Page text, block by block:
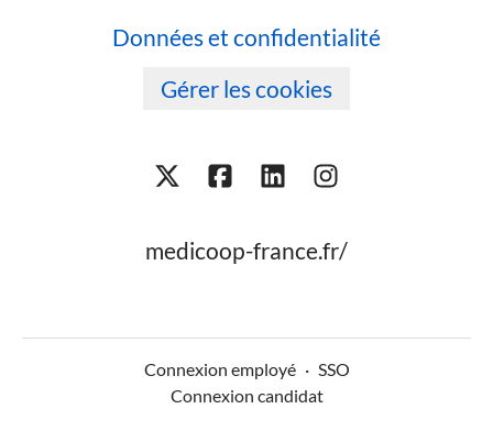
Données et confidentialité
Gérer les cookies
medicoop-france.fr/
Connexion employé · SSO
Connexion candidat